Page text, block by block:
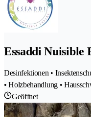
Essaddi Nuisible
Desinfektionen •
• Holzbehandlung •
Geöffnet